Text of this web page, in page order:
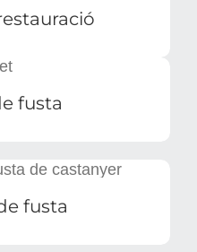
fusta
fusta